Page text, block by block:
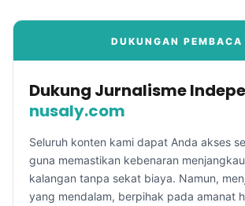
DUKUNGAN PEMBACA
Dukung Jurnalisme
nusaly.com
Seluruh konten kami dapat Anda akses
guna memastikan kebenaran
kalangan tanpa sekat biaya. Namun,
yang mendalam, berpihak pada amanat